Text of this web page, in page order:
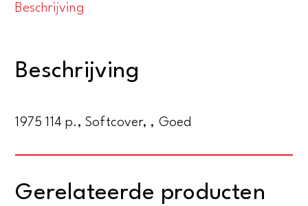
Beschrijving
Beschrijving
1975 114 p., Softcover, , Goed
Gerelateerde producten